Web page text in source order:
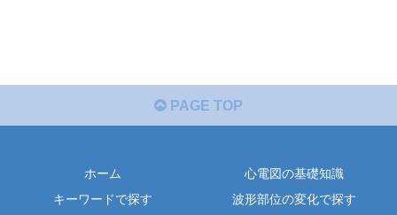
PAGE TOP
ホーム
心電図の基礎知識
キーワードで探す
波形部位の変化で探す